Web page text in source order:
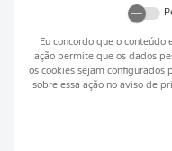
Eu concordo que o conteúdo
ação permite que os dados
os cookies sejam configurados
sobre essa ação no aviso de